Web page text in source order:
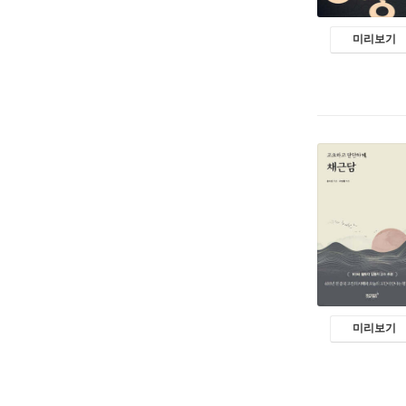
미리보기
미리보기